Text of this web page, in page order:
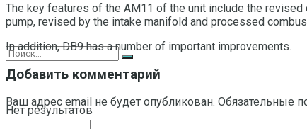
Нет результатов
The key features of the AM11 of the unit include the
pump, revised by the intake manifold and processed
In addition, DB9 has a number of important improvements.
Добавить комментарий
Ваш адрес email не будет опубликован. Обязательные